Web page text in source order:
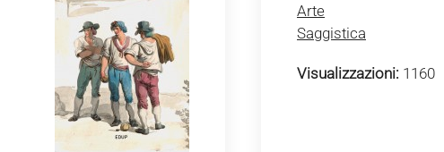
Arte
Saggistica
Visualizzazioni: 1160